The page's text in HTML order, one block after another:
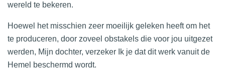
wereld te bekeren.
Hoewel het misschien zeer moeilijk geleken heeft om het
te produceren, door zoveel obstakels die voor jou uitgezet
werden, Mijn dochter, verzeker Ik je dat dit werk vanuit de
Hemel beschermd wordt.